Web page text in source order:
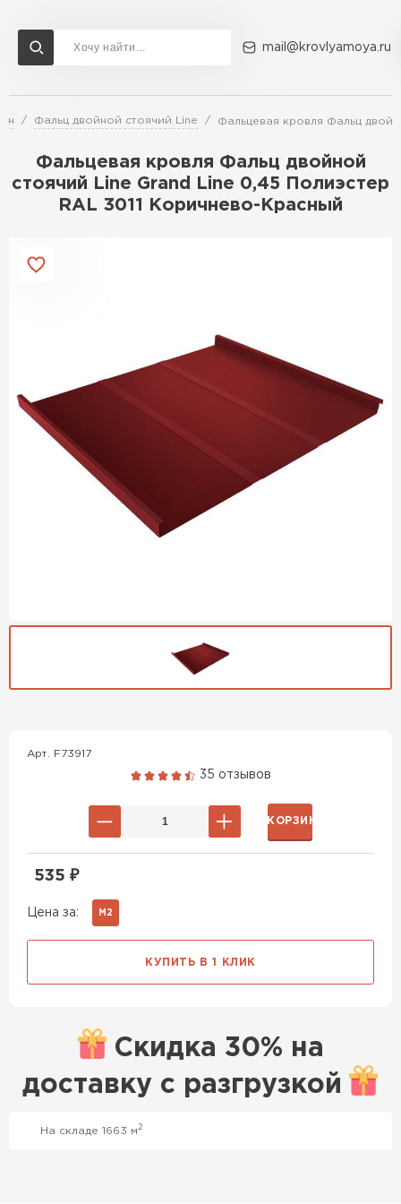
mail@krovlyamoya.ru
Фальц двойной стоячий Line Фальцевая кровля Фальц
Фальцевая кровля Фальц двойной
стоячий Line Grand Line 0,45 Полиэстер
RAL 3011 Коричнево-Красный
Арт. F73917
35 отзывов
Цена за: М2
535 ₽
В КОРЗИНУ
КУПИТЬ В 1 КЛИК
Скидка 30% на
доставку с разгрузкой
На складе 1663 м 2
Сервисы расчета
Расчет штакетника для забора
Расчет водостока
Расчет софитов для кровли
Расчет кровли из профнастила
Доставка Контакты